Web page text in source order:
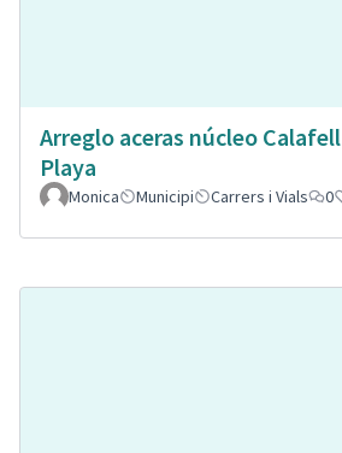
Arreglo aceras núcleo Calafell
Playa
Monica Municipi Carrers i Vials 0